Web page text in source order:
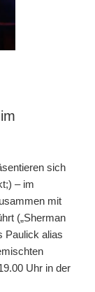
sich
– im
mit
(„Sherman
Paulick alias
Uhr in der